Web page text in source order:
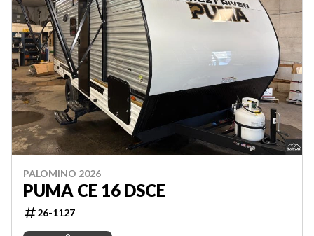
PALOMINO 2026
PUMA CE 16 DSCE
26-1127